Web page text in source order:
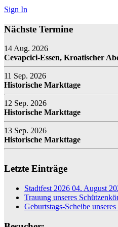
Sign In
Nächste Termine
14 Aug. 2026
Cevapcici-Essen, Kroatischer
11 Sep. 2026
Historische Markttage
12 Sep. 2026
Historische Markttage
13 Sep. 2026
Historische Markttage
Letzte Einträge
Stadtfest 2026 04. August
Trauung unseres
Geburtstags-Scheibe